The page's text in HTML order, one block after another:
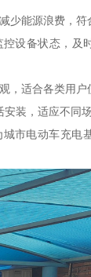
少能源浪费，符
设备状态，及
，适合各类用户
装，适应不同
市电动车充电